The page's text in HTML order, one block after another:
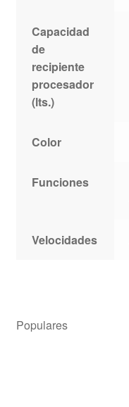
Capacidad
de
recipiente
procesador
(lts.)
Color
Funciones
Velocidades
Populares